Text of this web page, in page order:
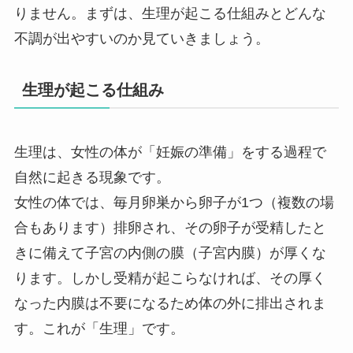
りません。まずは、生理が起こる仕組みとどんな
不調が出やすいのか見ていきましょう。
生理が起こる仕組み
生理は、女性の体が「妊娠の準備」をする過程で
自然に起きる現象です。
女性の体では、毎月卵巣から卵子が1つ（複数の場
合もあります）排卵され、その卵子が受精したと
きに備えて子宮の内側の膜（子宮内膜）が厚くな
ります。しかし受精が起こらなければ、その厚く
なった内膜は不要になるため体の外に排出されま
す。これが「生理」です。